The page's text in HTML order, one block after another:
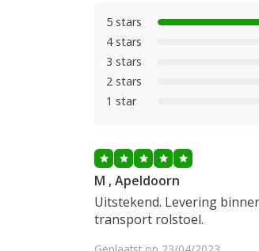
5 stars
4 stars
3 stars
2 stars
1 star
M , Apeldoorn
Uitstekend. Levering
transport rolstoel.